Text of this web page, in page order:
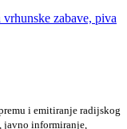
zabave, piva
i emitiranje radijskog
informiranje,